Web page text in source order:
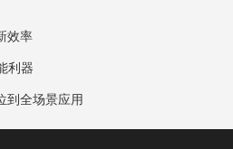
效率
利器
到全场景应用